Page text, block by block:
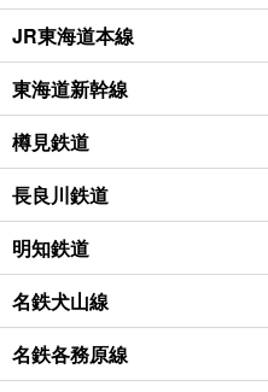
JR東海道本線
東海道新幹線
樽見鉄道
長良川鉄道
明知鉄道
名鉄犬山線
名鉄各務原線